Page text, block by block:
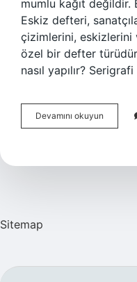
mumlu kağıt değildir.
Eskiz defteri,
çizimlerini,
özel bir defter türüdür.
nasıl yapılır?
Devamını okuyun Aydınger
Eskizi
Sitemap